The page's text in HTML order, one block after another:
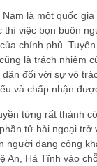
Nam là một quốc
thì việc bọn buôn
chính phủ.
là trách nhiệm
đối với sự vô
và chấp nhận
từng rất thành
tử hải ngoại trở
người đang công
An, Hà Tĩnh vào